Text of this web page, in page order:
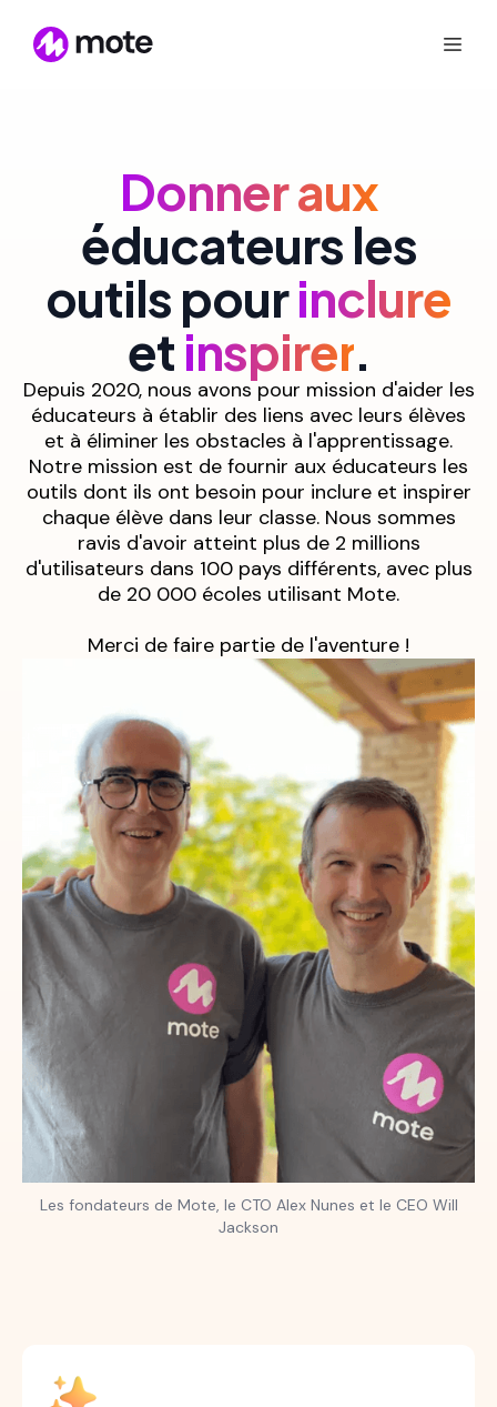
Donner aux
éducateurs les
outils pourinclure
etinspirer.
Depuis 2020, nous avons pour mission d'aider les
éducateurs à établir des liens avec leurs élèves
et à éliminer les obstacles à l'apprentissage.
Notre mission est de fournir aux éducateurs les
outils dont ils ont besoin pour inclure et inspirer
chaque élève dans leur classe. Nous sommes
ravis d'avoir atteint plus de 2 millions
d'utilisateurs dans 100 pays différents, avec plus
de 20 000 écoles utilisant Mote.
Merci de faire partie de l'aventure !
Les fondateurs de Mote, le CTO Alex Nunes et le CEO Will
Jackson